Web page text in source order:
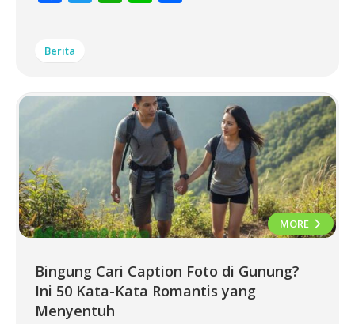
Berita
MORE
Bingung Cari Caption Foto di Gunung?
Ini 50 Kata-Kata Romantis yang
Menyentuh